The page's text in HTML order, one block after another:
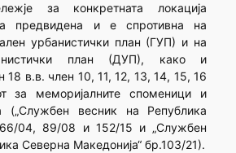
за конкретната локација
предвидена и е спротивна на
урбанистички план (ГУП) и на
план (ДУП), како и
18 в.в. член 10, 11, 12, 13, 14, 15, 16
за меморијалните споменици и
(„Службен весник на Република
66/04, 89/08 и 152/15 и „Службен
Северна Македонија“ бр.103/21).